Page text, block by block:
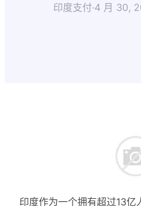
印度支付·4 月 30,
印度作为一个拥有超过13